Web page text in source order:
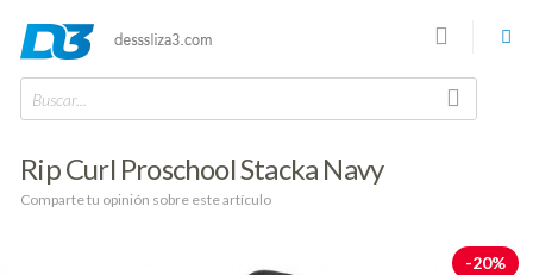
Buscar...
Rip Curl Proschool Stacka Navy
Comparte tu opinión sobre este artículo
-20%